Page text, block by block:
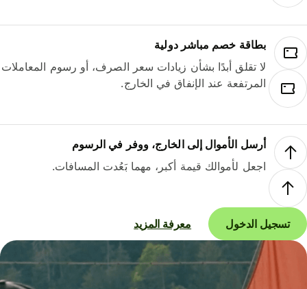
بطاقة خصم مباشر دولية
لا تقلق أبدًا بشأن زيادات سعر الصرف، أو رسوم المعاملات
المرتفعة عند الإنفاق في الخارج.
أرسل الأموال إلى الخارج، ووفر في الرسوم
اجعل لأموالك قيمة أكبر، مهما بَعُدت المسافات.
تسجيل الدخول معرفة المزيد